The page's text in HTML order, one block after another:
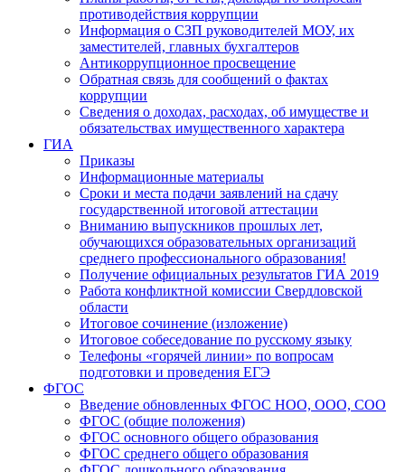
противодействия коррупции
Информация о СЗП руководителей МОУ, их
заместителей, главных бухгалтеров
Антикоррупционное просвещение
Обратная связь для сообщений о фактах
коррупции
Сведения о доходах, расходах, об имуществе и
обязательствах имущественного характера
ГИА
Приказы
Информационные материалы
Сроки и места подачи заявлений на сдачу
государственной итоговой аттестации
Вниманию выпускников прошлых лет,
обучающихся образовательных организаций
среднего профессионального образования!
Получение официальных результатов ГИА 2019
Работа конфликтной комиссии Свердловской
области
Итоговое сочинение (изложение)
Итоговое собеседование по русскому языку
Телефоны «горячей линии» по вопросам
подготовки и проведения ЕГЭ
ФГОС
Введение обновленных ФГОС НОО, ООО, СОО
ФГОС (общие положения)
ФГОС основного общего образования
ФГОС среднего общего образования